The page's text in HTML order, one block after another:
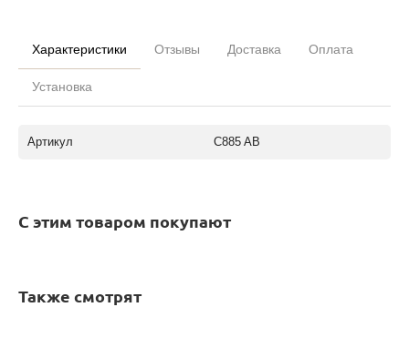
Характеристики Отзывы Доставка Оплата
Установка
Артикул C885 AB
С этим товаром покупают
Также смотрят